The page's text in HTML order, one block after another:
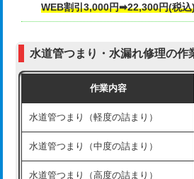
コンクリート斫り（厚さ10㎝まで）
モルタル補修（厚さ10㎝超え）
洗面台設置
化粧台設置
交換・取付（タンク）
式）)
式・ワンホール）)
交換・取付(排水栓・排水トラップ
WEB割引3,000円➡22,300円(税込
水道管つまり・水漏れ修理の作
作業内容
水道管つまり（軽度の詰まり）
水道管つまり（中度の詰まり）
水道管つまり（高度の詰まり）